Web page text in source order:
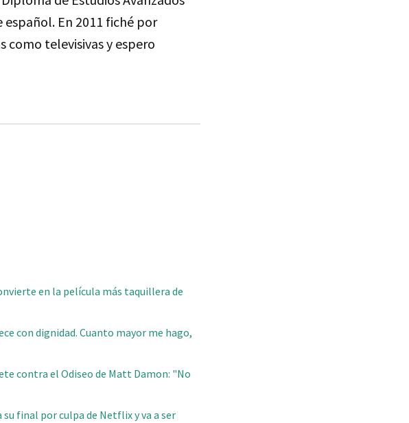
En 2011 fiché por
televisivas y espero
en la película más taquillera de
con dignidad. Cuanto mayor me hago,
contra el Odiseo de Matt Damon: "No
su final por culpa de Netflix y va a ser